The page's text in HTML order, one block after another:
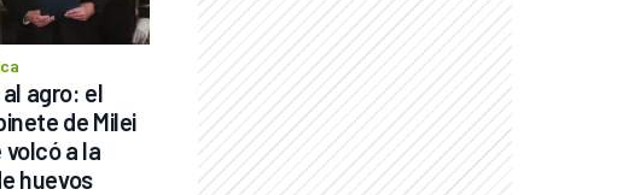
agro: el
de Milei
a la
huevos